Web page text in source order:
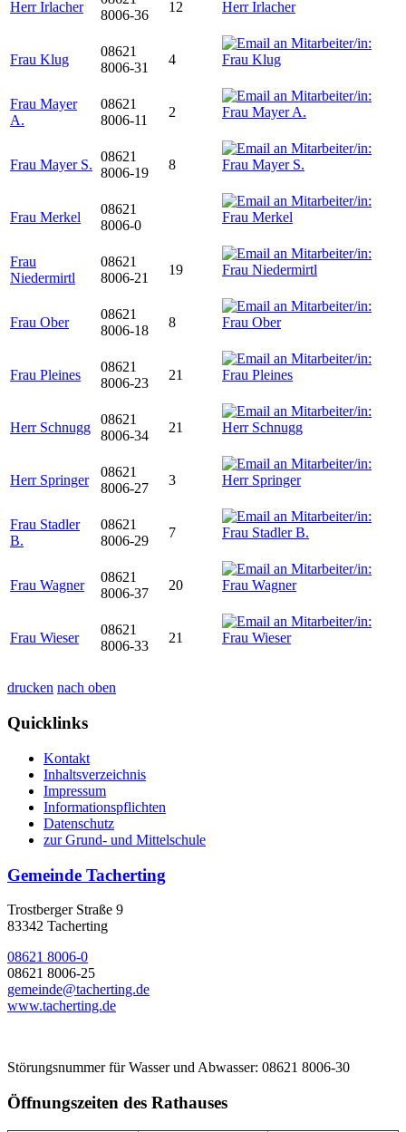
Herr Irlacher
8006-36
12
Frau Klug
08621
8006-31
4
Frau Mayer
A.
08621
8006-11
2
Frau Mayer S.
08621
8006-19
8
Frau Merkel
08621
8006-0
Frau
Niedermirtl
08621
8006-21
19
Frau Ober
08621
8006-18
8
Frau Pleines
08621
8006-23
21
Herr Schnugg
08621
8006-34
21
Herr Springer
08621
8006-27
3
Frau Stadler
B.
08621
8006-29
7
Frau Wagner
08621
8006-37
20
Frau Wieser
08621
8006-33
21
drucken nach oben
Quicklinks
Kontakt
Inhaltsverzeichnis
Impressum
Informationspflichten
Datenschutz
zur Grund- und Mittelschule
Gemeinde Tacherting
Trostberger Straße 9
83342 Tacherting
08621 8006-0
08621 8006-25
gemeinde@tacherting.de
www.tacherting.de
Störungsnummer für Wasser und Abwasser: 08621 8006-30
Öffnungszeiten des Rathauses